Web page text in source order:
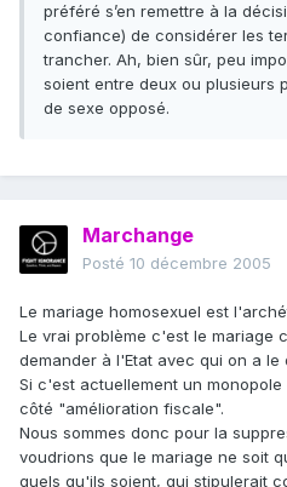
préféré s’en remettre à la
confiance) de considérer les
trancher. Ah, bien sûr, peu
soient entre deux ou plusieurs
de sexe opposé.
Marchange
Posté 10 décembre 2005
Le mariage homosexuel est
Le vrai problème c'est le mariage
demander à l'Etat avec qui on a le
Si c'est actuellement un
côté "amélioration fiscale".
Nous sommes donc pour la
voudrions que le mariage ne soit
quels qu'ils soient, qui stipulerait